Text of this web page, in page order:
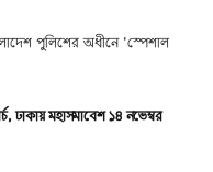
পুলিশের অধীনে ‘স্পেশাল
ঢাকায় মহাসমাবেশ ১৪ নভেম্বর